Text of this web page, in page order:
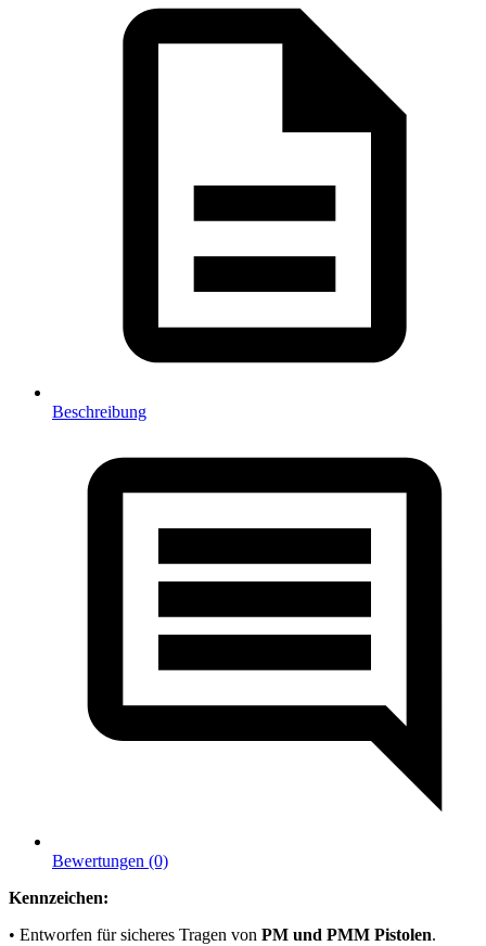
Beschreibung
Bewertungen (0)
Kennzeichen:
• Entworfen für sicheres Tragen von PM und PMM Pistolen.